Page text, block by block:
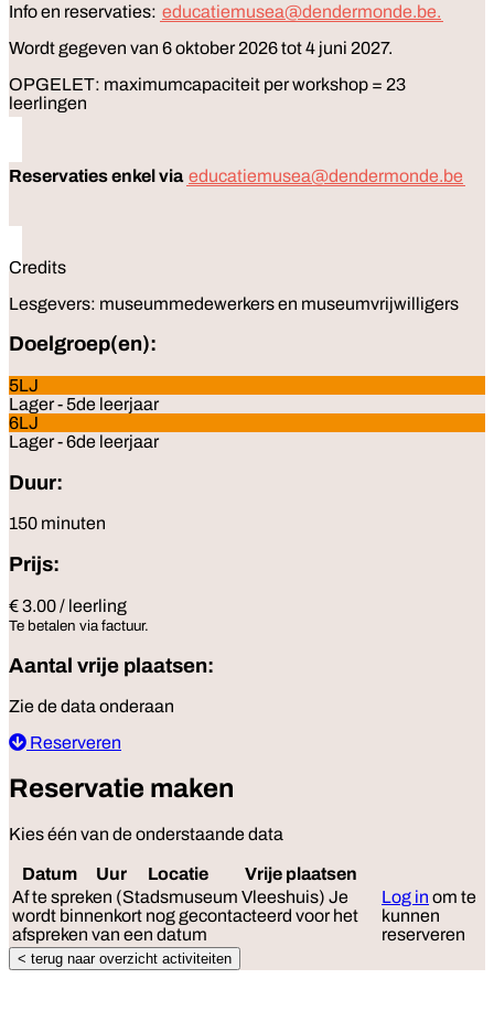
Info en reservaties: educatiemusea@dendermonde.be.
Wordt gegeven van 6 oktober 2026 tot 4 juni 2027.
OPGELET: maximumcapaciteit per workshop = 23
leerlingen
Reservaties enkel via educatiemusea@dendermonde.be
Credits
Lesgevers: museummedewerkers en museumvrijwilligers
Doelgroep(en):
5LJ
Lager - 5de leerjaar
6LJ
Lager - 6de leerjaar
Duur:
150 minuten
Prijs:
€ 3.00 / leerling
Te betalen via factuur.
Aantal vrije plaatsen:
Zie de data onderaan
Reserveren
Reservatie maken
Kies één van de onderstaande data
Datum Uur Locatie Vrije plaatsen
Af te spreken (Stadsmuseum Vleeshuis) Je
wordt binnenkort nog gecontacteerd voor het
afspreken van een datum
Log in om te
kunnen
reserveren
< terug naar overzicht activiteiten